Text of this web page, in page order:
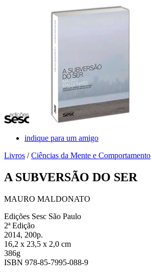
indique para um amigo
Livros /Ciências da Mente e Comportamento
A SUBVERSÃO DO SER
MAURO MALDONATO
Edições Sesc São Paulo
2ª Edição
2014, 200p.
16,2 x 23,5 x 2,0 cm
386g
ISBN 978-85-7995-088-9